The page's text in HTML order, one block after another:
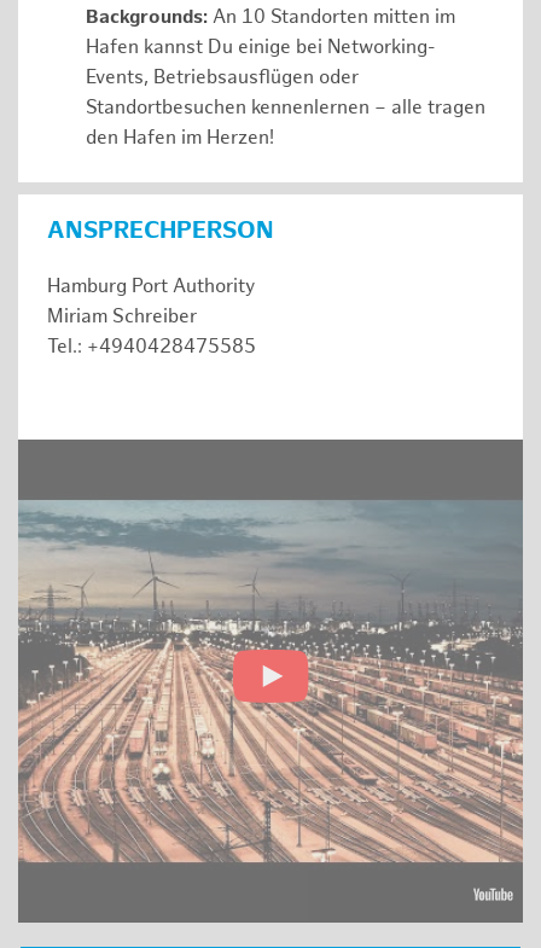
Backgrounds: An 10 Standorten mitten im
Hafen kannst Du einige bei Networking-
Events, Betriebsausflügen oder
Standortbesuchen kennenlernen – alle tragen
den Hafen im Herzen!
ANSPRECHPERSON
Hamburg Port Authority
Miriam Schreiber
Tel.: +4940428475585